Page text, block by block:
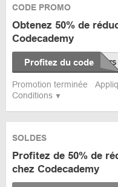
Conditions
CODE PROMO
Obtenez 50% de
Codecademy
Profitez du code
Promotion terminée
SOLDES
Profitez de 50% de
chez Codecademy